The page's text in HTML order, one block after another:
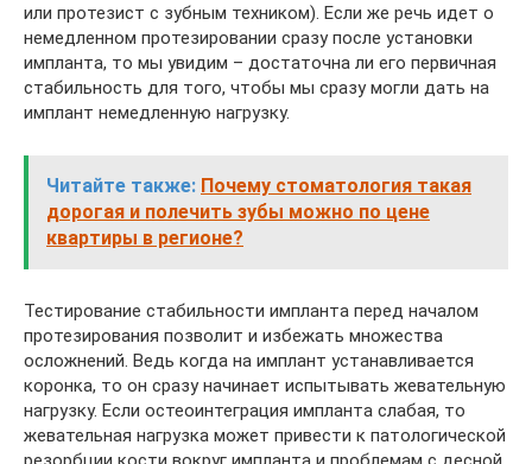
или протезист с зубным техником). Если же речь идет о
немедленном протезировании сразу после установки
импланта, то мы увидим – достаточна ли его первичная
стабильность для того, чтобы мы сразу могли дать на
имплант немедленную нагрузку.
Читайте также: Почему стоматология такая
дорогая и полечить зубы можно по цене
квартиры в регионе?
Тестирование стабильности импланта перед началом
протезирования позволит и избежать множества
осложнений. Ведь когда на имплант устанавливается
коронка, то он сразу начинает испытывать жевательную
нагрузку. Если остеоинтеграция импланта слабая, то
жевательная нагрузка может привести к патологической